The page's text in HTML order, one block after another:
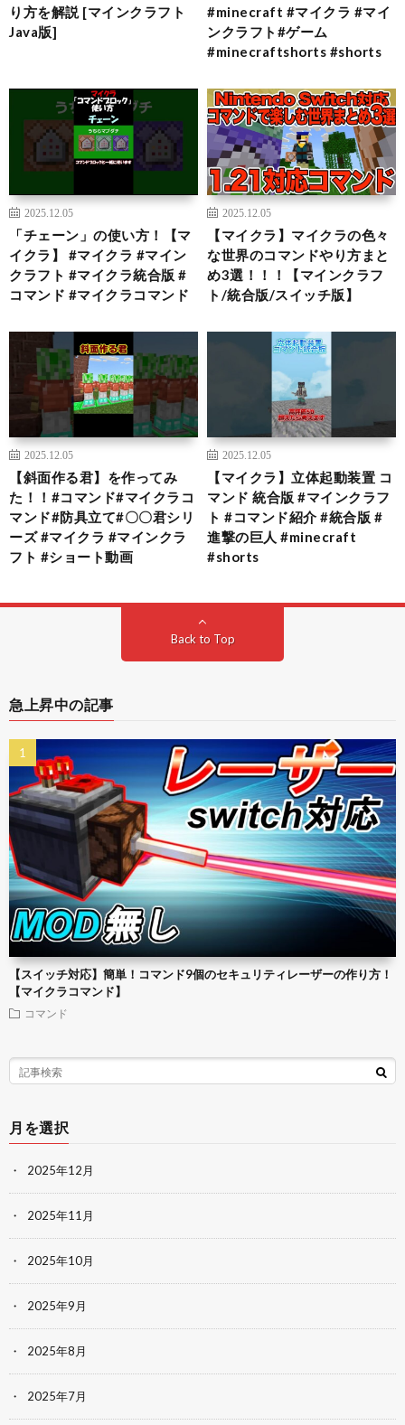
り方を解説 [マインクラフト
Java版]
#minecraft #マイクラ #マイ
ンクラフト#ゲーム
#minecraftshorts #shorts
2025.12.05
「チェーン」の使い方！【マ
イクラ】 #マイクラ #マイン
クラフト #マイクラ統合版 #
コマンド #マイクラコマンド
2025.12.05
【マイクラ】マイクラの色々
な世界のコマンドやり方まと
め3選！！！【マインクラフ
ト/統合版/スイッチ版】
2025.12.05
【斜面作る君】を作ってみ
た！！#コマンド#マイクラコ
マンド#防具立て#〇〇君シリ
ーズ #マイクラ #マインクラ
フト #ショート動画
2025.12.05
【マイクラ】立体起動装置 コ
マンド 統合版 #マインクラフ
ト #コマンド紹介 #統合版 #
進撃の巨人 #minecraft
#shorts
Back to Top
急上昇中の記事
【スイッチ対応】簡単！コマンド9個のセキュリティレーザーの作り方！
【マイクラコマンド】
コマンド
月を選択
2025年12月
2025年11月
2025年10月
2025年9月
2025年8月
2025年7月